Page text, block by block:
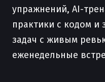
упражнений, AI-
практики с кодом и
задач с живым
еженедельные